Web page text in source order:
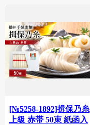
[№5258-1892]揖保乃糸
上級 赤帯 50束 紙函入